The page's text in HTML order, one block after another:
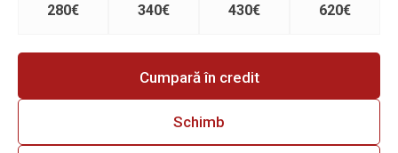
280€ 340€ 430€ 620€
Cumpară în credit
Schimb